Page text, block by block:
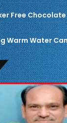
Free Chocolate
Warm Water